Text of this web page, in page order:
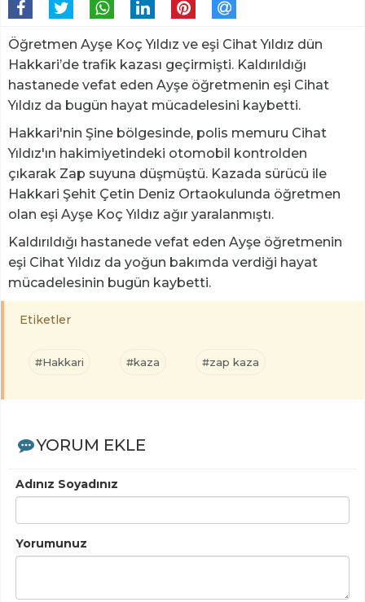
Öğretmen Ayşe Koç Yıldız ve eşi Cihat Yıldız dün
Hakkari’de trafik kazası geçirmişti. Kaldırıldığı
hastanede vefat eden Ayşe öğretmenin eşi Cihat
Yıldız da bugün hayat mücadelesini kaybetti.
Hakkari'nin Şine bölgesinde, polis memuru Cihat
Yıldız'ın hakimiyetindeki otomobil kontrolden
çıkarak Zap suyuna düşmüştü. Kazada sürücü ile
Hakkari Şehit Çetin Deniz Ortaokulunda öğretmen
olan eşi Ayşe Koç Yıldız ağır yaralanmıştı.
Kaldırıldığı hastanede vefat eden Ayşe öğretmenin
eşi Cihat Yıldız da yoğun bakımda verdiği hayat
mücadelesinin bugün kaybetti.
Etiketler
#Hakkari #kaza #zap kaza
YORUM EKLE
Adınız Soyadınız
Yorumunuz